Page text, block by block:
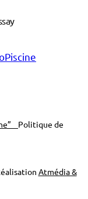
Politique de
Atmédia &